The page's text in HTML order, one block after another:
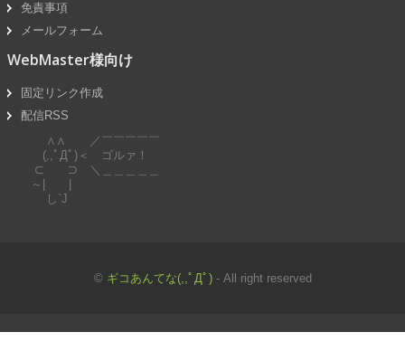
免責事項
メールフォーム
WebMaster様向け
固定リンク作成
配信RSS
∧∧ ／￣￣￣￣￣
(,,ﾟДﾟ)＜ ゴルァ！
⊂ ⊃ ＼＿＿＿＿＿
～| |
し`J
© ギコあんてな(,,ﾟДﾟ)- All right reserved